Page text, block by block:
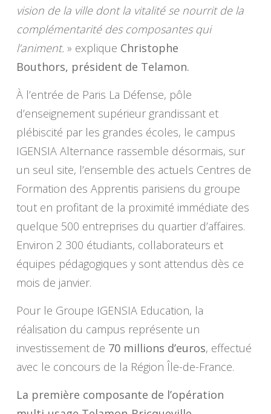
vision de la ville dont la vitalité se nourrit de la
complémentarité des composantes qui
l’animent. » explique Christophe
Bouthors, président de Telamon.
À l’entrée de Paris La Défense, pôle
d’enseignement supérieur grandissant et
plébiscité par les grandes écoles, le campus
IGENSIA Alternance rassemble désormais, sur
un seul site, l’ensemble des actuels Centres de
Formation des Apprentis parisiens du groupe
tout en profitant de la proximité immédiate des
quelque 500 entreprises du quartier d’affaires.
Environ 2 300 étudiants, collaborateurs et
équipes pédagogiques y sont attendus dès ce
mois de janvier.
Pour le Groupe IGENSIA Education, la
réalisation du campus représente un
investissement de 70 millions d’euros, effectué
avec le concours de la Région Île-de-France.
La première composante de l’opération